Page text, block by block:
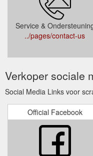
Service &
../pages/contact-us
Verkoper sociale
Social Media Links voor
Official Facebook